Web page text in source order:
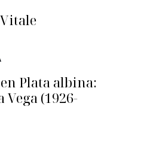
Plata albina:
(1926-